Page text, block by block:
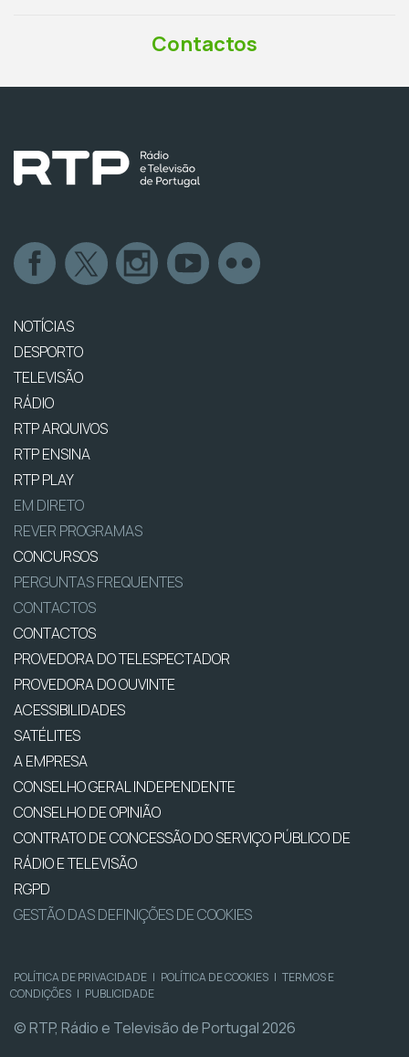
Contactos
NOTÍCIAS
DESPORTO
TELEVISÃO
RÁDIO
RTP ARQUIVOS
RTP ENSINA
RTP PLAY
EM DIRETO
REVER PROGRAMAS
CONCURSOS
PERGUNTAS FREQUENTES
CONTACTOS
CONTACTOS
PROVEDORA DO TELESPECTADOR
PROVEDORA DO OUVINTE
ACESSIBILIDADES
SATÉLITES
A EMPRESA
CONSELHO GERAL INDEPENDENTE
CONSELHO DE OPINIÃO
CONTRATO DE CONCESSÃO DO SERVIÇO PÚBLICO DE
RÁDIO E TELEVISÃO
RGPD
GESTÃO DAS DEFINIÇÕES DE COOKIES
POLÍTICA DE PRIVACIDADE | POLÍTICA DE COOKIES | TERMOS E
CONDIÇÕES | PUBLICIDADE
© RTP, Rádio e Televisão de Portugal 2026